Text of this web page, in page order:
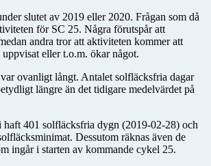
slutet av 2019 eller 2020. Frågan som då
för SC 25. Några förutspår att
andra tror att aktiviteten kommer att
eller t.o.m. ökar något.
ovanligt långt. Antalet solfläcksfria dagar
längre än det tidigare medelvärdet på
401 solfläcksfria dygn (2019-02-28) och
Dessutom räknas även de
ingår i starten av kommande cykel 25.